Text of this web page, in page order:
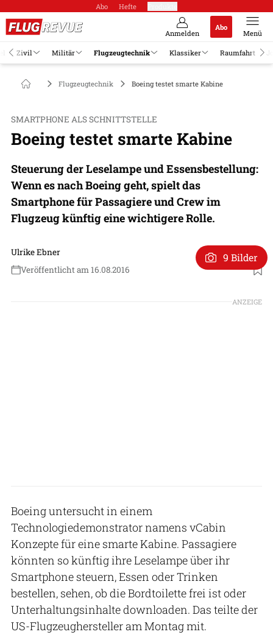
Abo Hefte
Anmelden
Abo
Menü
Zivil Militär Flugzeugtechnik Klassiker Raumfahrt
Flugzeugtechnik Boeing testet smarte Kabine
SMARTPHONE ALS SCHNITTSTELLE
Boeing testet smarte Kabine
Steuerung der Leselampe und Essensbestellung:
Wenn es nach Boeing geht, spielt das
Smartphone für Passagiere und Crew im
Flugzeug künftig eine wichtigere Rolle.
Ulrike Ebner
Veröffentlicht am 16.08.2016
9 Bilder
ANZEIGE
Boeing untersucht in einem
Technologiedemonstrator namens vCabin
Konzepte für eine smarte Kabine. Passagiere
könnten so künftig ihre Leselampe über ihr
Smartphone steuern, Essen oder Trinken
bestellen, sehen, ob die Bordtoilette frei ist oder
Unterhaltungsinhalte downloaden. Das teilte der
US-Flugzeughersteller am Montag mit.